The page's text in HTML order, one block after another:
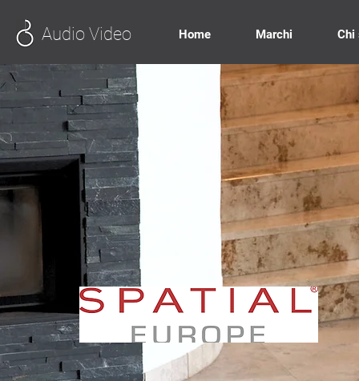
Audio Video Home Marchi Chi